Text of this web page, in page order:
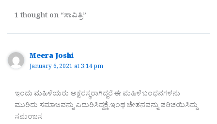
1 thought on “ಸಾವಿತ್ರಿ”
Meera Joshi
January 6, 2021 at 3:14 pm
ಇಂದು ಮಹಿಳೆಯರು ಅಕ್ಷರಸ್ಥರಾಗಿದ್ದರೆ ಈ ಮಹಿಳೆ ಬಂಧನಗಳನು
ಮುರಿದು ಸಮಾಜವನ್ನು ಎದುರಿಸಿದ್ದಕ್ಕೆ.ಇಂಥ ಚೇತನವನ್ನು ಪರಿಚಯಿಸಿದ್ದು
ಸಮಂಜಸ